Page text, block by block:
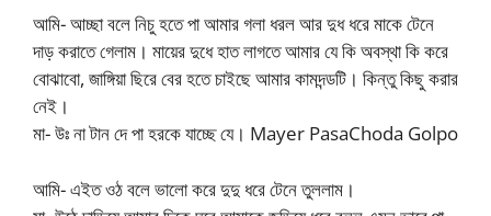
আমি- আচ্ছা বলে নিচু হতে পা আমার গলা ধরল আর দুধ ধরে মাকে টেনে
দাড় করাতে গেলাম। মায়ের দুধে হাত লাগতে আমার যে কি অবস্থা কি করে
বোঝাবো, জাঙ্গিয়া ছিরে বের হতে চাইছে আমার কামদন্ডটি। কিন্তু কিছু করার
নেই।
মা- উঃ না টান দে পা হরকে যাচ্ছে যে। Mayer PasaChoda Golpo
আমি- এইত ওঠ বলে ভালো করে দুদু ধরে টেনে তুললাম।